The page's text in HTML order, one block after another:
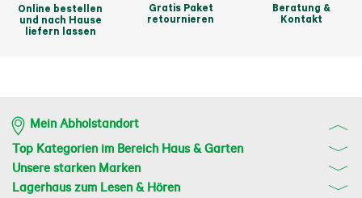
Online bestellen
und nach Hause
liefern lassen
Gratis Paket
retournieren
Beratung &
Kontakt
Mein Abholstandort
Top Kategorien im Bereich Haus & Garten
Unsere starken Marken
Lagerhaus zum Lesen & Hören